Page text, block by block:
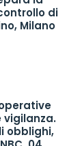
di
Milano
vigilanza.
obblighi,